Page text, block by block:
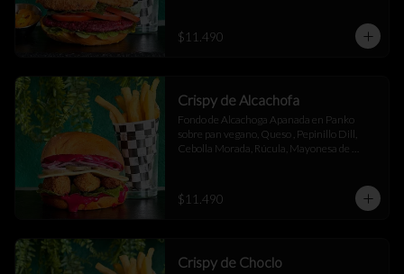
$11.490
Crispy de Alcachofa
Fondo de Alcachoga Apanada en Panko
sobre pan vegano, Queso , Pepinillo Dill,
Cebolla Morada, Rúcula, Mayonesa de
$11.490
Crispy de Choclo